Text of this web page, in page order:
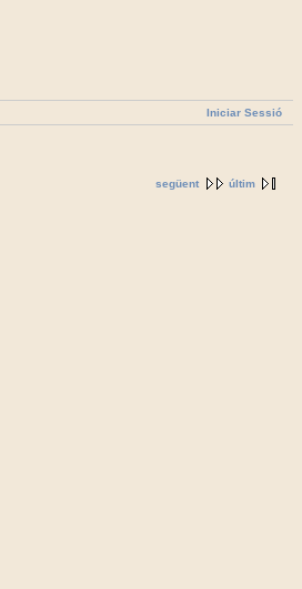
Iniciar Sessió
següent últim